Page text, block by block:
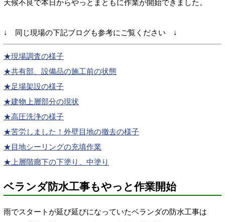
天候不良で本日からやっとまともに作業が開始できました。
↓ 同じ現場の下記ブログも参考にご覧ください ↓
★現場調査の様子
★共有部、設備品の施工前の状態
★足場架設の様子
★建物上層部分の現状
★高圧洗浄の様子
★苦労しました！外壁目地の撤去の様子
★目地シーリングの充填作業
★上層階廊下の下塗り、中塗り
ベランダ防水工事もやっと作業開始
雨でスタートが延び延びになっていたベランダの防水工事は